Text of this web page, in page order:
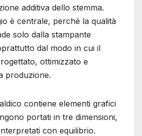
additiva dello stemma.
è centrale, perché la qualità
solo dalla stampante
dal modo in cui il
ottimizzato e
produzione.
contiene elementi grafici
portati in tre dimensioni,
con equilibrio.